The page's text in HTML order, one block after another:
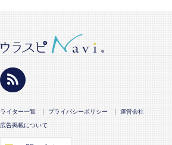
ライター一覧 プライバシーポリシー 運営会社
広告掲載について